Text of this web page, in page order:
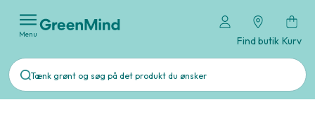
Menu
Find butik Kurv